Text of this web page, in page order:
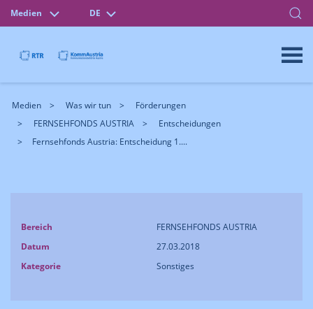
Medien DE
Medien Was wir tun
Förderungen
FERNSEHFONDS AUSTRIA
Entscheidungen
Fernsehfonds Austria: Entscheidung 1....
Bereich
FERNSEHFONDS AUSTRIA
Datum
27.03.2018
Kategorie
Sonstiges